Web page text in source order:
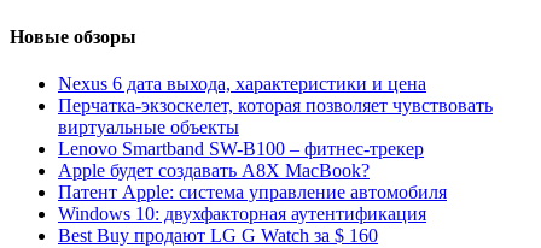
Новые обзоры
Nexus 6 дата выхода, характеристики и цена
Перчатка-экзоскелет, которая позволяет чувствовать
виртуальные объекты
Lenovo Smartband SW-B100 – фитнес-трекер
Apple будет создавать A8X MacBook?
Патент Apple: система управление автомобиля
Windows 10: двухфакторная аутентификация
Best Buy продают LG G Watch за $ 160